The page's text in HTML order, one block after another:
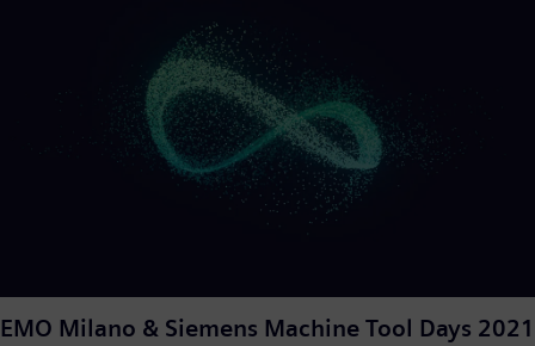
EMO Milano & Siemens Machine Tool Days 2021